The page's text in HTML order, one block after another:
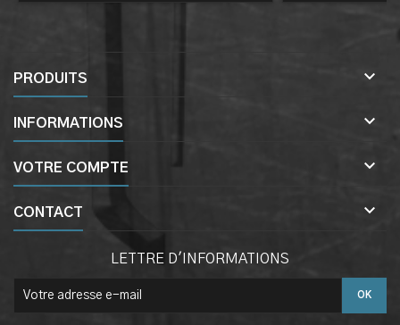
PRODUITS 
INFORMATIONS 
VOTRE COMPTE 
CONTACT 
LETTRE D'INFORMATIONS